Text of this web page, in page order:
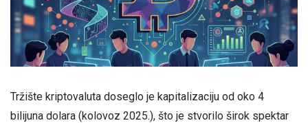
Tržište kriptovaluta doseglo je kapitalizaciju od oko 4
bilijuna dolara (kolovoz 2025.), što je stvorilo širok spektar